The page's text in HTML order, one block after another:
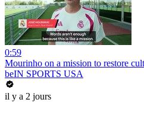
0:59
Mourinho on a mission to restore
beIN SPORTS USA
il y a 2 jours